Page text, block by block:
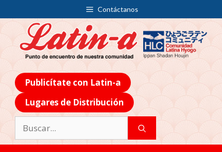
Contáctanos
Publicítate con Latin-a
Lugares de Distribución